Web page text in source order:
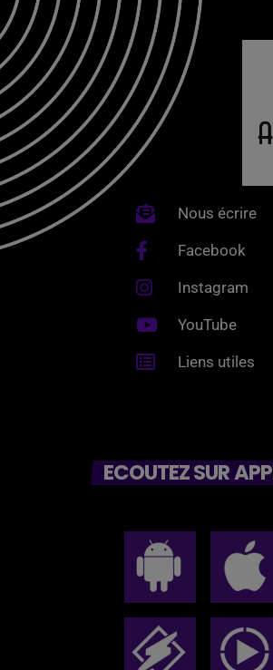
Nous écrire
Facebook
Instagram
YouTube
Liens utiles
ECOUTEZ SUR